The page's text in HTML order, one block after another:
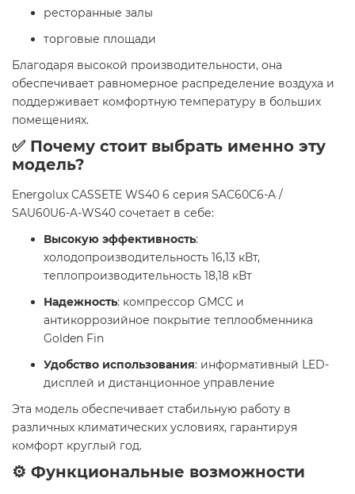
ресторанные залы
торговые площади
Благодаря высокой производительности, она
обеспечивает равномерное распределение воздуха и
поддерживает комфортную температуру в больших
помещениях.
✅ Почему стоит выбрать именно эту
модель?
Energolux CASSETE WS40 6 серия SAC60C6-A /
SAU60U6-A-WS40 сочетает в себе:
Высокую эффективность:
холодопроизводительность 16,13 кВт,
теплопроизводительность 18,18 кВт
Надежность: компрессор GMCC и
антикоррозийное покрытие теплообменника
Golden Fin
Удобство использования: информативный LED-
дисплей и дистанционное управление
Эта модель обеспечивает стабильную работу в
различных климатических условиях, гарантируя
комфорт круглый год.
⚙️ Функциональные возможности